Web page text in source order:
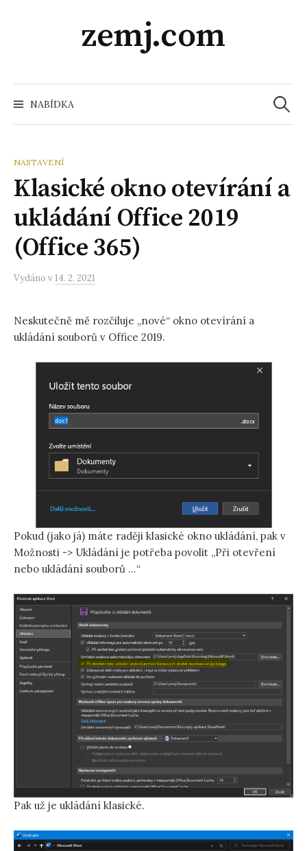
zemj.com
NABÍDKA
NASTAVENÍ
Klasické okno otevírání a
ukládání Office 2019
(Office 365)
Vydáno v14. 2. 2021
Neskutečně mě rozčiluje „nové“ okno otevírání a
ukládání souborů v Office 2019.
Pokud (jako já) máte raději klasické okno ukládání, pak v
Možnosti -> Ukládání je potřeba povolit „Při otevření
nebo ukládání souborů …“
Pak už je ukládání klasické.